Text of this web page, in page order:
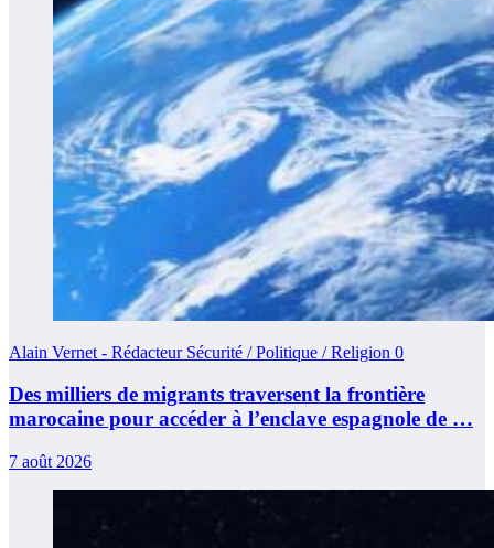
Alain Vernet - Rédacteur Sécurité / Politique / Religion 0
Des milliers de migrants traversent la frontière
marocaine pour accéder à l’enclave espagnole de …
7 août 2026